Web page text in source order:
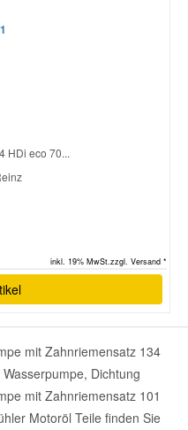
HDi eco 70...
inkl. 19% MwSt.zzgl. Versand *
mit Zahnriemensatz 134
Dichtung
mit Zahnriemensatz 101
Motoröl Teile finden Sie